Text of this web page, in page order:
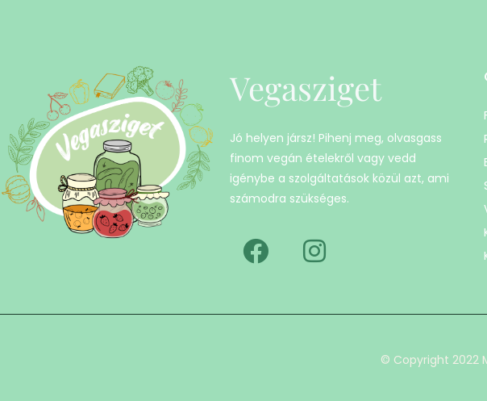
Vegasziget
Jó helyen jársz! Pihenj meg, olvasgass
finom vegán ételekről vagy vedd
igénybe a szolgáltatások közül azt, ami
számodra szükséges.
© Copyright 2022